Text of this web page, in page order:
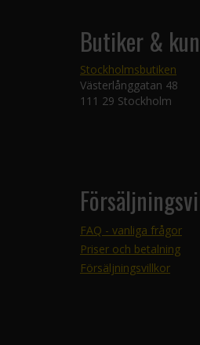
Butiker &
Stockholmsbutiken
Västerlånggatan 48
111 29 Stockholm
FAQ - vanliga frågor
Priser och betalning
Försäljningsvillkor